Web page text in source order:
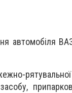
автомобіля